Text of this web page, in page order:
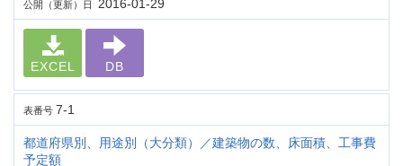
公開（更新）日 2016-01-29
EXCEL DB
表番号 7-1
都道府県別、用途別（大分類）／建築物の数、床面積、工事費
予定額